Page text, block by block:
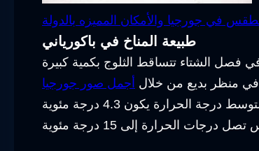
في جورجيا والأمكان المميزه بالدولة
طبيعة المناخ في باكورياني
منظر بديع من خلال أجمل صور جورجيا